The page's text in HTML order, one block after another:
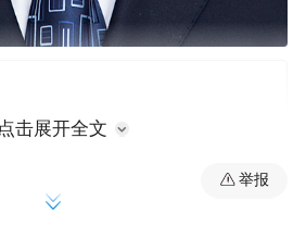
点击展开全文
举报